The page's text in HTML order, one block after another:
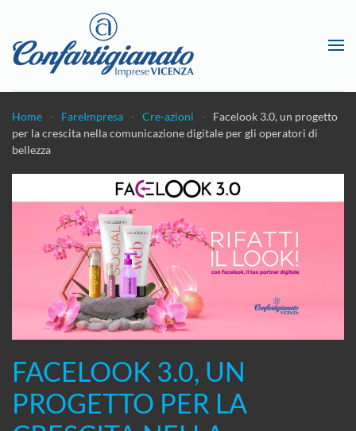
Passa al contenuto principale
Home FareImpresa Cre-azioni
Facelook 3.0, un progetto
per la crescita nella comunicazione digitale per gli operatori di
bellezza
FACELOOK 3.0, UN
PROGETTO PER LA